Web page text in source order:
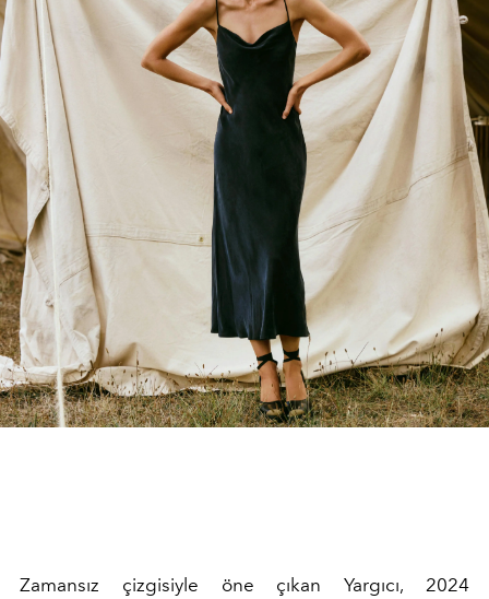
Zamansız çizgisiyle öne çıkan Yargıcı, 2024